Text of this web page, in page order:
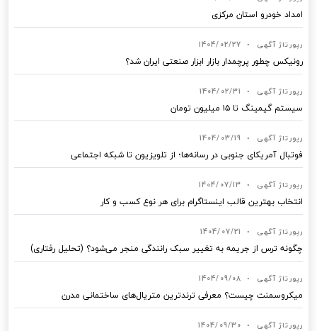
امداد خودرو استان مرکزی
رپورتاژ آگهی •
1404/02/27
رونیکس چطور پرچمدار بازار ابزار صنعتی ایران شد؟
رپورتاژ آگهی •
1404/02/31
سیستم گیمینگ تا ۱۵ میلیون تومان
رپورتاژ آگهی •
1404/03/19
فوتبال آمریکای جنوبی در رسانه‌ها؛ از تلویزیون تا شبکه اجتماعی
رپورتاژ آگهی •
1404/07/13
انتخاب بهترین قالب‌ اینستاگرام برای هر نوع کسب‌ و کار
رپورتاژ آگهی •
1404/07/21
چگونه ترس از جریمه به تغییر سبک رانندگی منجر می‌شود؟ (تحلیل رفتاری)
رپورتاژ آگهی •
1404/09/08
میکروسمنت چیست؟ معرفی ترندترین متریال‌های ساختمانی مدرن
رپورتاژ آگهی •
1404/09/30